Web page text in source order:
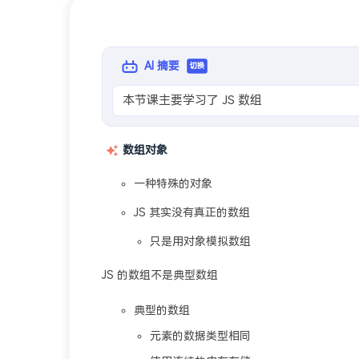
AI 摘要 切换
本节课主要学习了 JS 数组
数组对象
一种特殊的对象
JS 其实没有真正的数组
只是用对象模拟数组
JS 的数组不是典型数组
典型的数组
元素的数据类型相同